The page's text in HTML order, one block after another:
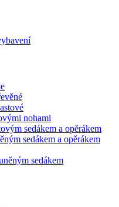
nohami
sedákem a opěrákem
sedákem a opěrákem
sedákem